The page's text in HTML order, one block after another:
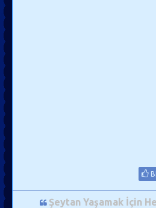
Şeytan Yaşamak İçin